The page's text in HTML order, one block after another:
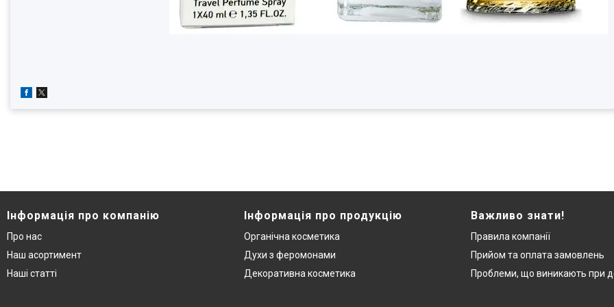
Інформація про компанію
Про нас
Наш асортимент
Наші статті
Інформація про продукцію
Органічна косметика
Духи з феромонами
Декоративна косметика
Важливо знати!
Правила компанії
Прийом та оплата замовлень
Проблеми, що виникають при